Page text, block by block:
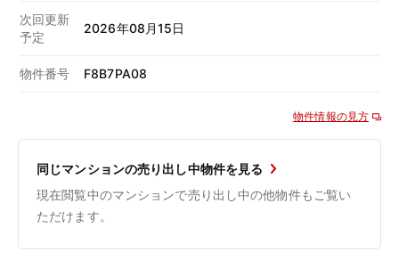
次回更新
予定
2026年08月15日
物件番号 F8B7PA08
物件情報の見方
同じマンションの売り出し中物件を見る
現在閲覧中のマンションで売り出し中の他物件もご覧い
ただけます。